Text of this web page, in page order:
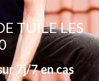
TUILE LES
7j/7 en cas